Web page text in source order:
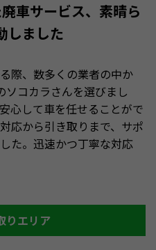
車サービス、素晴ら
しました
際、数多くの業者の中か
ソコカラさんを選びまし
心して車を任せることがで
応から引き取りまで、サポ
た。迅速かつ丁寧な対応
りエリア